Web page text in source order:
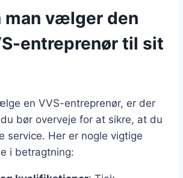
man vælger den
entreprenør til sit
en VVS-entreprenør, er der
bør overveje for at sikre, at du
service. Her er nogle vigtige
i betragtning: